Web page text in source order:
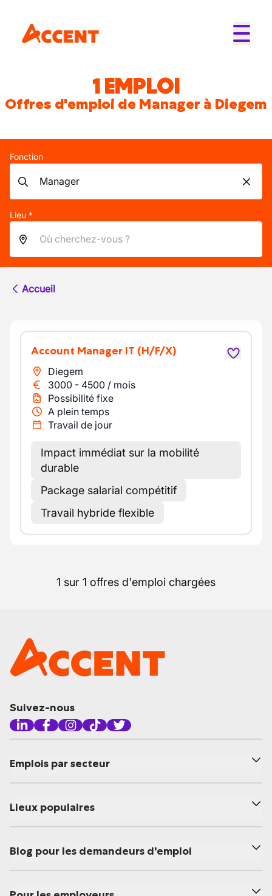
1 EMPLOI
Offres d'emploi de Manager à Diegem
Fonction
Lieu *
Accueil
Account Manager IT (H/F/X)
Diegem
3000 - 4500 / mois
Possibilité fixe
A plein temps
Travail de jour
Impact immédiat sur la mobilité
durable
Package salarial compétitif
Travail hybride flexible
1 sur 1 offres d'emploi chargées
Suivez-nous
Emplois par secteur
Lieux populaires
Blog pour les demandeurs d'emploi